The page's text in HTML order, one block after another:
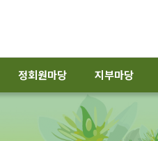
정회원마당 지부마당